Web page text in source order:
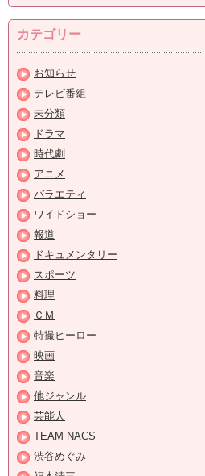
カテゴリー
お知らせ
テレビ番組
未分類
ドラマ
時代劇
アニメ
バラエティ
ワイドショー
報道
ドキュメンタリー
スポーツ
料理
ＣＭ
特撮ヒーロー
映画
音楽
他ジャンル
芸能人
TEAM NACS
渋谷めぐみ